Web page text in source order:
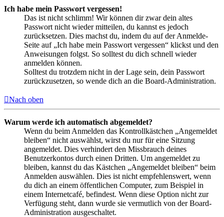
Ich habe mein Passwort vergessen!
Das ist nicht schlimm! Wir können dir zwar dein altes
Passwort nicht wieder mitteilen, du kannst es jedoch
zurücksetzen. Dies machst du, indem du auf der Anmelde-
Seite auf „Ich habe mein Passwort vergessen“ klickst und den
Anweisungen folgst. So solltest du dich schnell wieder
anmelden können.
Solltest du trotzdem nicht in der Lage sein, dein Passwort
zurückzusetzen, so wende dich an die Board-Administration.
Nach oben
Warum werde ich automatisch abgemeldet?
Wenn du beim Anmelden das Kontrollkästchen „Angemeldet
bleiben“ nicht auswählst, wirst du nur für eine Sitzung
angemeldet. Dies verhindert den Missbrauch deines
Benutzerkontos durch einen Dritten. Um angemeldet zu
bleiben, kannst du das Kästchen „Angemeldet bleiben“ beim
Anmelden auswählen. Dies ist nicht empfehlenswert, wenn
du dich an einem öffentlichen Computer, zum Beispiel in
einem Internetcafé, befindest. Wenn diese Option nicht zur
Verfügung steht, dann wurde sie vermutlich von der Board-
Administration ausgeschaltet.